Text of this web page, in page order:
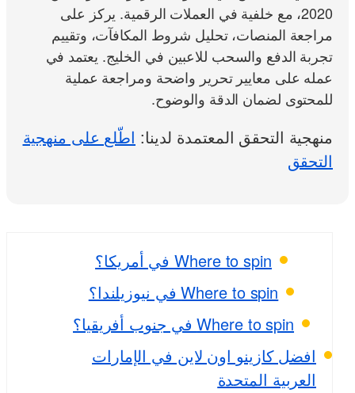
2020، مع خلفية في العملات الرقمية. يركز على
مراجعة المنصات، تحليل شروط المكافآت، وتقييم
تجربة الدفع والسحب للاعبين في الخليج. يعتمد في
عمله على معايير تحرير واضحة ومراجعة عملية
للمحتوى لضمان الدقة والوضوح.
منهجية التحقق المعتمدة لدينا: اطّلع على منهجية
التحقق
Where to spin في أمريكا؟
Where to spin في نيوزيلندا؟
Where to spin في جنوب أفريقيا؟
افضل كازينو اون لاين في الإمارات
العربية المتحدة